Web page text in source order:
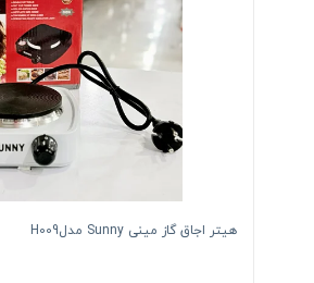
هیتر اجاق گاز مینی Sunny مدلH009